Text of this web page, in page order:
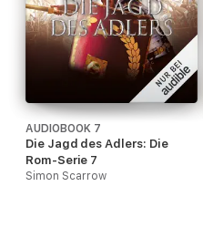
AUDIOBOOK 7
Die Jagd des Adlers: Die
Rom-Serie 7
Simon Scarrow